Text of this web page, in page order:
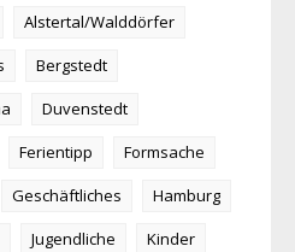
Alstertal/Walddörfer
Bergstedt
Duvenstedt
Ferientipp
Formsache
Geschäftliches
Hamburg
Jugendliche
Kinder